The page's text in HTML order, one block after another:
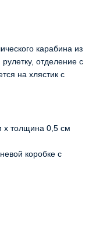
карабина из
отделение с
на хлястик с
х толщина 0,5 см
коробке с